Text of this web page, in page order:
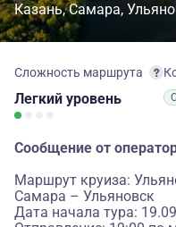
Казань Самара
Сложность маршрута
Легкий уровень
Сообщение от
Маршрут круиза:
Самара – Ульяновск
Дата начала тура: